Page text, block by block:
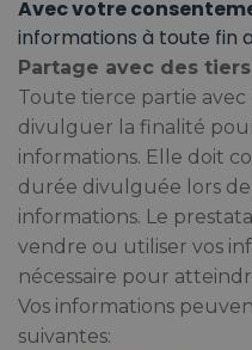
Avec votre
informations à toute fin
Partage avec des tiers
Toute tierce partie
divulguer la finalité
informations. Elle doit
durée divulguée lors
informations. Le
vendre ou utiliser vos
nécessaire pour
Vos informations
suivantes: